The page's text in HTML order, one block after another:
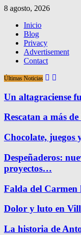
8 agosto, 2026
Inicio
Blog
Privacy
Advertisement
Contact
Últimas Noticias
Un altagraciense
Rescatan a más
Chocolate,
Despeñaderos:
proyectos…
Falda del Carmen
Dolor y luto en
La historia de